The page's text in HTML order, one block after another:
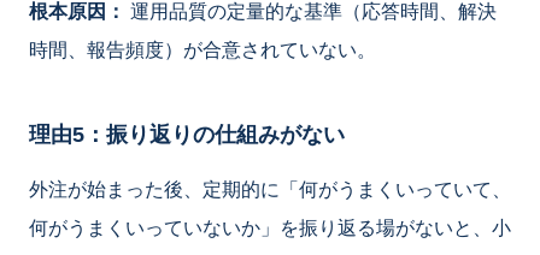
根本原因： 運用品質の定量的な基準（応答時間、解決
時間、報告頻度）が合意されていない。
理由5：振り返りの仕組みがない
外注が始まった後、定期的に「何がうまくいっていて、
何がうまくいっていないか」を振り返る場がないと、小